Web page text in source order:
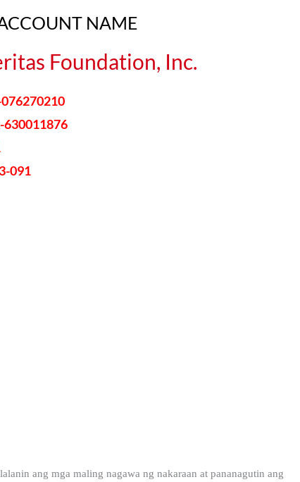
NAME
Foundation, Inc.
630011876
091
ang mga maling nagawa ng nakaraan at pananagutin ang